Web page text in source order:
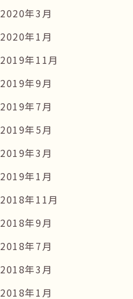
2020年3月
2020年1月
2019年11月
2019年9月
2019年7月
2019年5月
2019年3月
2019年1月
2018年11月
2018年9月
2018年7月
2018年3月
2018年1月